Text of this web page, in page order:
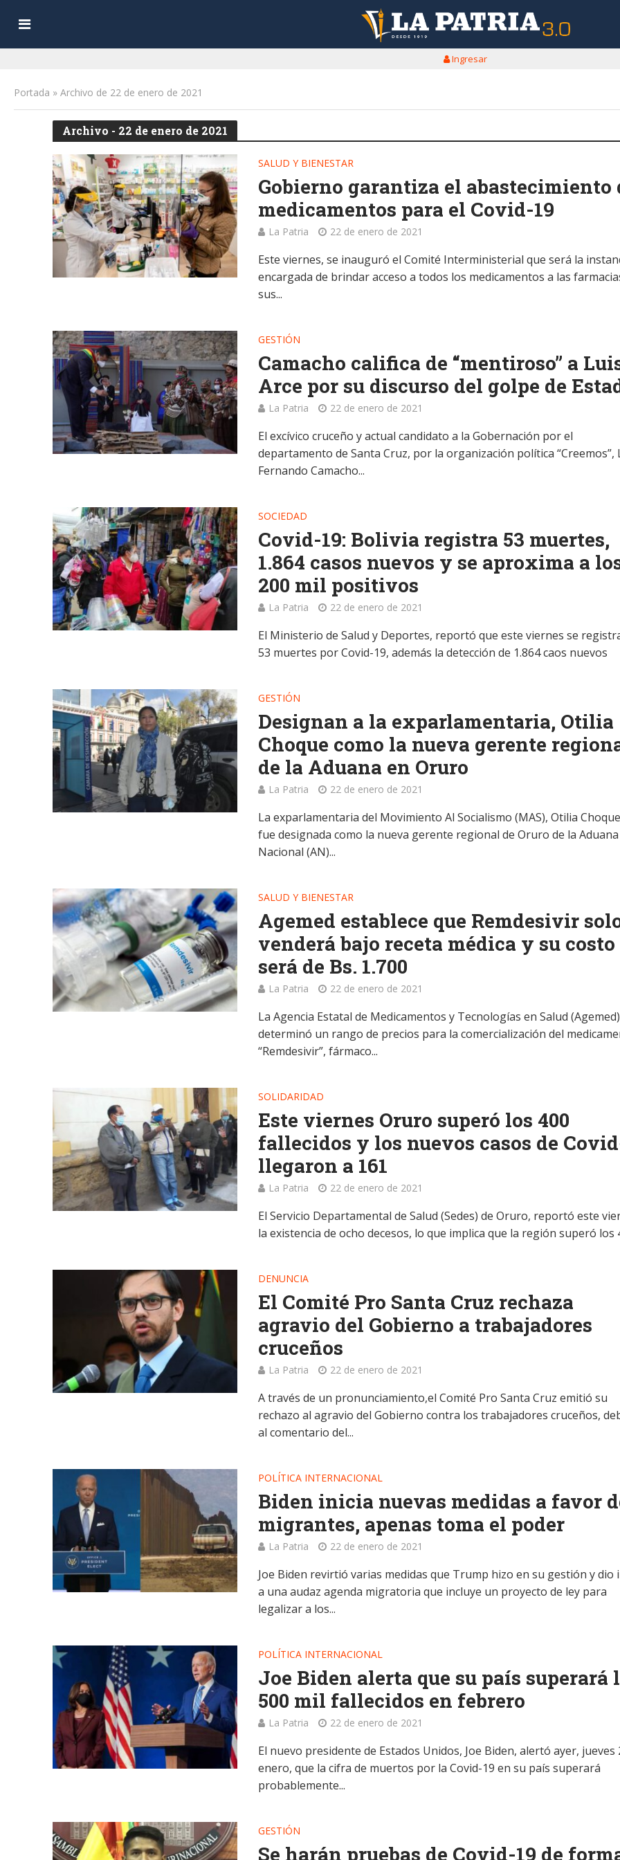
Ingresar
Portada » Archivo de 22 de enero de 2021
Archivo - 22 de enero de 2021
SALUD Y BIENESTAR
Gobierno garantiza el abastecimiento
medicamentos para el Covid-19
La Patria 22 de enero de 2021
Este viernes, se inauguró el Comité Interministerial que será la
encargada de brindar acceso a todos los medicamentos a las
sus...
GESTIÓN
Camacho califica de “mentiroso” a
Arce por su discurso del golpe de
La Patria 22 de enero de 2021
El excívico cruceño y actual candidato a la Gobernación por el
departamento de Santa Cruz, por la organización política “Creemos”,
Fernando Camacho...
SOCIEDAD
Covid-19: Bolivia registra 53 muertes,
1.864 casos nuevos y se aproxima a
200 mil positivos
La Patria 22 de enero de 2021
El Ministerio de Salud y Deportes, reportó que este viernes se
53 muertes por Covid-19, además la detección de 1.864 caos nuevos
GESTIÓN
Designan a la exparlamentaria, Otilia
Choque como la nueva gerente
de la Aduana en Oruro
La Patria 22 de enero de 2021
La exparlamentaria del Movimiento Al Socialismo (MAS), Otilia
fue designada como la nueva gerente regional de Oruro de la Aduana
Nacional (AN)...
SALUD Y BIENESTAR
Agemed establece que Remdesivir
venderá bajo receta médica y su costo
será de Bs. 1.700
La Patria 22 de enero de 2021
La Agencia Estatal de Medicamentos y Tecnologías en Salud (Agemed)
determinó un rango de precios para la comercialización del
“Remdesivir”, fármaco...
SOLIDARIDAD
Este viernes Oruro superó los 400
fallecidos y los nuevos casos de
llegaron a 161
La Patria 22 de enero de 2021
El Servicio Departamental de Salud (Sedes) de Oruro, reportó este
la existencia de ocho decesos, lo que implica que la región superó los
DENUNCIA
El Comité Pro Santa Cruz rechaza
agravio del Gobierno a trabajadores
cruceños
La Patria 22 de enero de 2021
A través de un pronunciamiento,el Comité Pro Santa Cruz emitió su
rechazo al agravio del Gobierno contra los trabajadores cruceños,
al comentario del...
POLÍTICA INTERNACIONAL
Biden inicia nuevas medidas a favor
migrantes, apenas toma el poder
La Patria 22 de enero de 2021
Joe Biden revirtió varias medidas que Trump hizo en su gestión y dio
a una audaz agenda migratoria que incluye un proyecto de ley para
legalizar a los...
POLÍTICA INTERNACIONAL
Joe Biden alerta que su país superará
500 mil fallecidos en febrero
La Patria 22 de enero de 2021
El nuevo presidente de Estados Unidos, Joe Biden, alertó ayer, jueves
enero, que la cifra de muertos por la Covid-19 en su país superará
probablemente...
GESTIÓN
Se harán pruebas de Covid-19 de